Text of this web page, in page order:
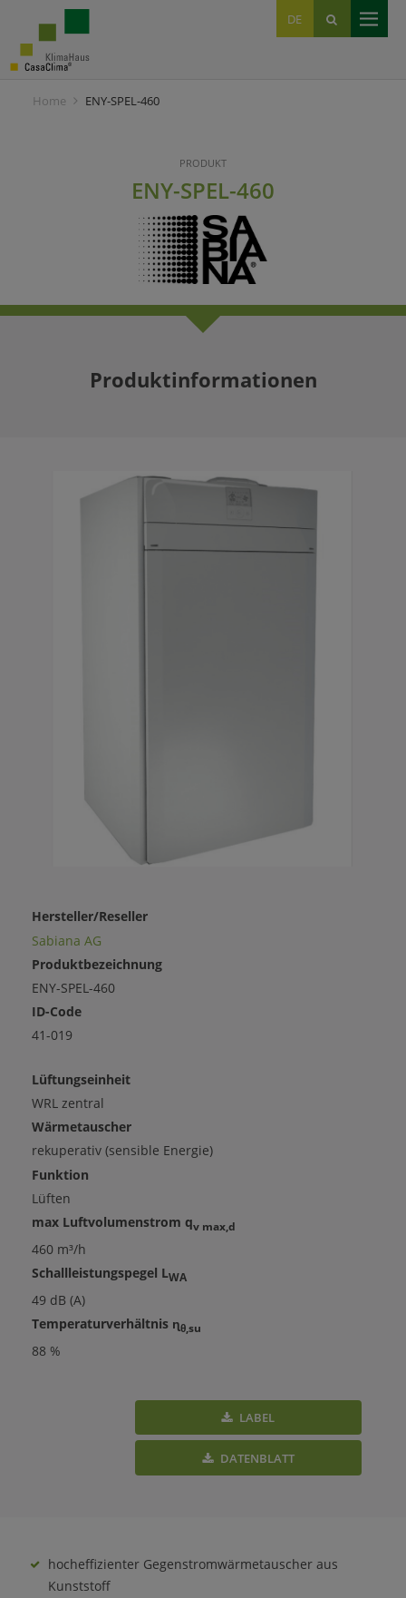
DE
IT
EN
Home ENY-SPEL-460
PRODUKT
ENY-SPEL-460
Produktinformationen
Hersteller/Reseller
Sabiana AG
Produktbezeichnung
ENY-SPEL-460
ID-Code
41-019
Lüftungseinheit
WRL zentral
Wärmetauscher
rekuperativ (sensible Energie)
Funktion
Lüften
max Luftvolumenstrom qv max,d
460 m³/h
Schallleistungspegel LWA
49 dB (A)
Temperaturverhältnis ɳθ,su
88 %
LABEL
DATENBLATT
hocheffizienter Gegenstromwärmetauscher aus
Kunststoff